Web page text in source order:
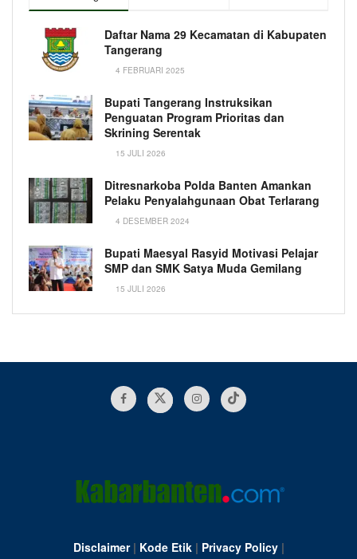
Daftar Nama 29 Kecamatan di Kabupaten
Tangerang
4 FEBRUARI 2025
Bupati Tangerang Instruksikan
Penguatan Program Prioritas dan
Skrining Serentak
15 JULI 2026
Ditresnarkoba Polda Banten Amankan
Pelaku Penyalahgunaan Obat Terlarang
4 DESEMBER 2024
Bupati Maesyal Rasyid Motivasi Pelajar
SMP dan SMK Satya Muda Gemilang
15 JULI 2026
Disclaimer| Kode Etik| Privacy Policy|